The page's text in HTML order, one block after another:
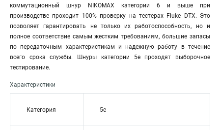
коммутационный шнур NIKOMAX категории 6 и выше при
производстве проходит 100% проверку на тестерах Fluke DTX. Это
позволяет гарантировать не только их работоспособность, но и
полное соответствие самым жестким требованиям, большие запасы
по передаточным характеристикам и надежную работу в течение
всего срока службы. Шнуры категории 5е проходят выборочное
тестирование.
Характеристики
Категория 5e